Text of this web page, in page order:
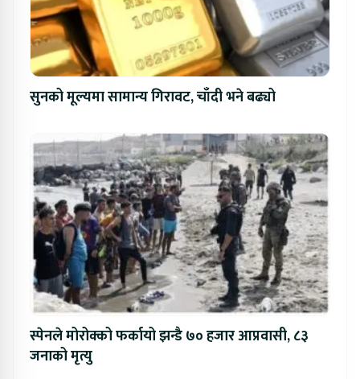
सुनको मूल्यमा सामान्य गिरावट, चाँदी भने बढ्यो
स्पेनले मोरोक्को फर्कायो झन्डै ७० हजार आप्रवासी, ८३
जनाको मृत्यु